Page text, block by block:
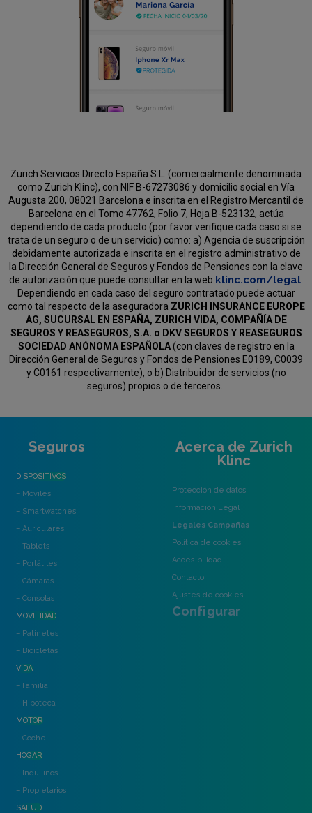
Zurich Servicios Directo España S.L. (comercialmente denominada
como Zurich Klinc), con NIF B-67273086 y domicilio social en Vía
Augusta 200, 08021 Barcelona e inscrita en el Registro Mercantil de
Barcelona en el Tomo 47762, Folio 7, Hoja B-523132, actúa
dependiendo de cada producto (por favor verifique cada caso si se
trata de un seguro o de un servicio) como: a) Agencia de suscripción
debidamente autorizada e inscrita en el registro administrativo de
la Dirección General de Seguros y Fondos de Pensiones con la clave
de autorización que puede consultar en la web klinc.com/legal.
Dependiendo en cada caso del seguro contratado puede actuar
como tal respecto de la aseguradora ZURICH INSURANCE EUROPE
AG, SUCURSAL EN ESPAÑA, ZURICH VIDA, COMPAÑÍA DE
SEGUROS Y REASEGUROS, S.A. o DKV SEGUROS Y REASEGUROS
SOCIEDAD ANÓNOMA ESPAÑOLA(con claves de registro en la
Dirección General de Seguros y Fondos de Pensiones E0189, C0039
y C0161 respectivamente), o b) Distribuidor de servicios (no
seguros) propios o de terceros.
Seguros
DISPOSITIVOS
– Móviles
– Smartwatches
– Auriculares
– Tablets
– Portátiles
– Cámaras
– Consolas
MOVILIDAD
– Patinetes
– Bicicletas
VIDA
– Familia
– Hipoteca
MOTOR
– Coche
HOGAR
– Inquilinos
– Propietarios
SALUD
Acerca de Zurich
Klinc
Protección de datos
Información Legal
Legales Campañas
Política de cookies
Accesibilidad
Contacto
Ajustes de cookies
Configurar